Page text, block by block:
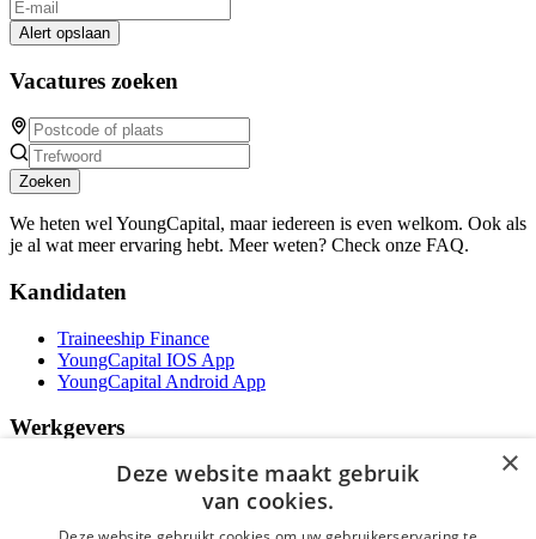
Alert opslaan
Vacatures zoeken
Zoeken
We heten wel YoungCapital, maar iedereen is even welkom. Ook als
je al wat meer ervaring hebt. Meer weten? Check onze FAQ.
Kandidaten
Traineeship Finance
YoungCapital IOS App
YoungCapital Android App
Werkgevers
Het concept
Traineeship WFT-specialist
×
Deze website maakt gebruik
van cookies.